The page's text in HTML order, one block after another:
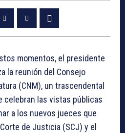
momentos, el presidente
la reunión del Consejo
(CNM), un trascendental
celebran las vistas públicas
a los nuevos jueces que
de Justicia (SCJ) y el